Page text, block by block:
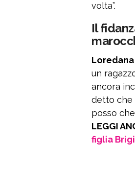
volta”.
Il
un
ancora
detto che
posso
LEGGI
figlia